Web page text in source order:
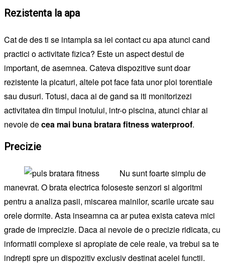
Rezistenta la apa
Cat de des ti se intampla sa iei contact cu apa atunci cand
practici o activitate fizica? Este un aspect destul de
important, de asemnea. Cateva dispozitive sunt doar
rezistente la picaturi, altele pot face fata unor ploi torentiale
sau dusuri. Totusi, daca ai de gand sa iti monitorizezi
activitatea din timpul inotului, intr-o piscina, atunci chiar ai
nevoie decea mai buna bratara fitness waterproof.
Precizie
Nu sunt foarte simplu de
manevrat. O brata electrica foloseste senzori si algoritmi
pentru a analiza pasii, miscarea mainilor, scarile urcate sau
orele dormite. Asta inseamna ca ar putea exista cateva mici
grade de imprecizie. Daca ai nevoie de o precizie ridicata, cu
informatii complexe si apropiate de cele reale, va trebui sa te
indrepti spre un dispozitiv exclusiv destinat acelei functii.